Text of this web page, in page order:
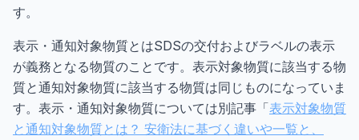
す。
表示・通知対象物質とはSDSの交付およびラベルの表示
が義務となる物質のことです。表示対象物質に該当する物
質と通知対象物質に該当する物質は同じものになっていま
す。表示・通知対象物質については別記事「表示対象物質
と通知対象物質とは？ 安衛法に基づく違いや一覧と、